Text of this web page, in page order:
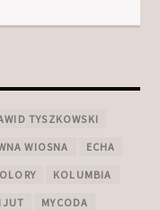
TYSZKOWSKI
WIOSNA ECHA
KOLUMBIA
MYCODA